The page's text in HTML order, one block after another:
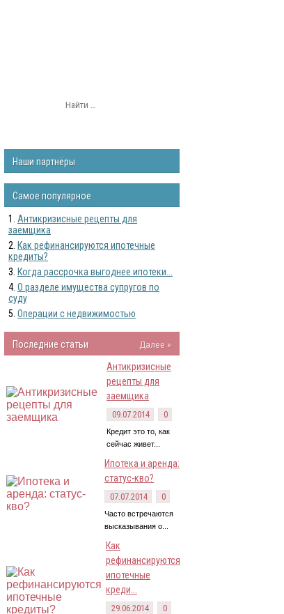
Наши партнёры
Самое популярное
Антикризисные рецепты для
заемщика
Как рефинансируются ипотечные
кредиты?
Когда рассрочка выгоднее ипотеки...
О разделе имущества супругов по
суду
Операции с недвижимостью
Последние статьи
Далее »
Антикризисные
рецепты для
заемщика
09.07.2014 0
Кредит это то, как
сейчас живет...
Ипотека и аренда:
статус-кво?
07.07.2014 0
Часто встречаются
высказывания о...
Как
рефинансируются
ипотечные
креди...
29.06.2014 0